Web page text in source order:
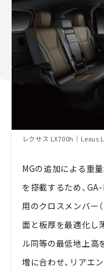
レクサス LX700h｜Lexus
MGの追加による重
を搭載するため、
用のクロスメンバー
面と板厚を最適化し
ル同等の最低地上高
増に合わせ、リアエ